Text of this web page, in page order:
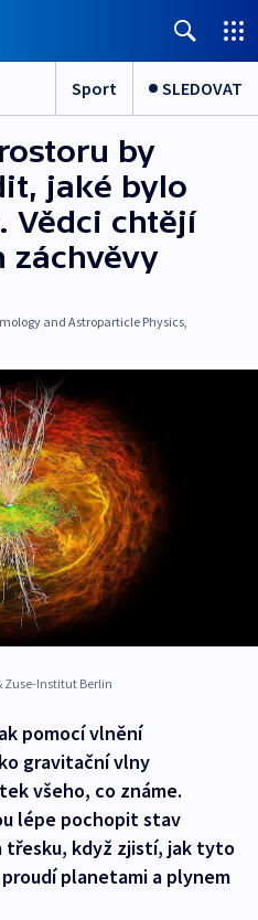
Sport SLEDOVAT
by
jaké bylo
Vědci chtějí
záchvěvy
and Astroparticle Physics,
Zuse-Institut Berlin
pomocí vlnění
gravitační vlny
všeho, co známe.
lépe pochopit stav
třesku, když zjistí, jak tyto
planetami a plynem